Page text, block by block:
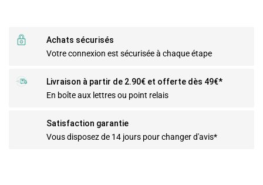
Achats sécurisés
Votre connexion est sécurisée à chaque étape
Livraison à partir de 2.90€ et offerte dès 49€*
En boîte aux lettres ou point relais
Satisfaction garantie
Vous disposez de 14 jours pour changer d'avis*